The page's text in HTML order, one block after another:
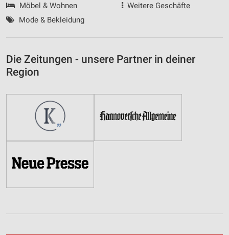
Möbel & Wohnen
Mode & Bekleidung
Weitere Geschäfte
Die Zeitungen - unsere Partner in deiner
Region